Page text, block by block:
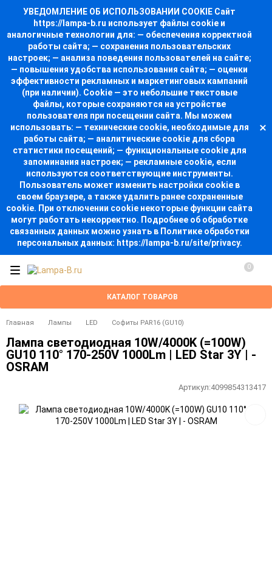
УВЕДОМЛЕНИЕ ОБ ИСПОЛЬЗОВАНИИ COOKIE Сайт
https://lampa-b.ru использует файлы cookie и
аналогичные технологии для: — обеспечения корректной
работы сайта; — сохранения пользовательских
настроек; — анализа поведения пользователей на сайте;
— повышения удобства использования сайта; — оценки
эффективности рекламных и маркетинговых кампаний
(при наличии). Cookie — это небольшие текстовые
файлы, которые сохраняются на устройстве
пользователя при посещении сайта. Мы можем
использовать: — технические cookie, необходимые для
работы сайта; — аналитические cookie для сбора
статистики посещений; — функциональные cookie для
запоминания настроек; — рекламные cookie, если
используются соответствующие инструменты.
Пользователь может изменить настройки cookie в
своем браузере, а также удалить ранее сохраненные
cookie. При отключении cookie некоторые функции сайта
могут работать некорректно. Подробнее об обработке
связанных данных можно узнать в Политике обработки
персональных данных: https://lampa-b.ru/site/privacy.
КАТАЛОГ ТОВАРОВ
0
Главная Лампы LED Софиты PAR16 (GU10)
Лампа светодиодная 10W/4000K (=100W)
GU10 110° 170-250V 1000Lm | LED Star 3Y | -
OSRAM
Артикул:4099854313417